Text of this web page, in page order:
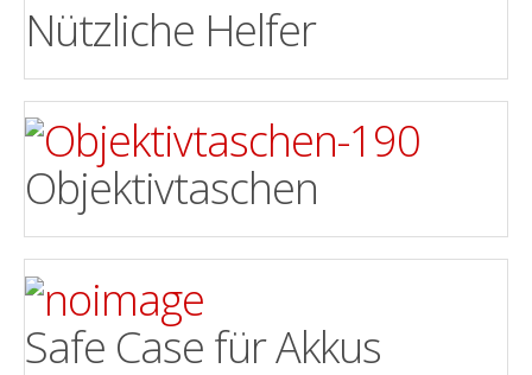
Nützliche Helfer
Objektivtaschen
Safe Case für Akkus